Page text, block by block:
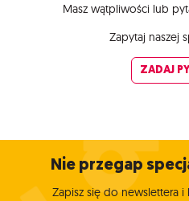
Masz wątpliwości lub
Zapytaj naszej
ZADAJ
Nie przegap
Zapisz się do newslettera i